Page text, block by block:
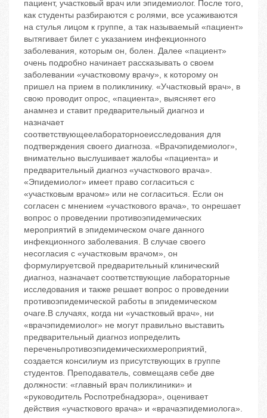
пациент, участковый врач или эпидемиолог. После того,
как студенты разбираются с ролями, все усаживаются
на стулья лицом к группе, а так называемый «пациент»
вытягивает билет с указанием инфекционного
заболевания, которым он, болен. Далее «пациент»
очень подробно начинает рассказывать о своем
заболевании «участковому врачу», к которому он
пришел на прием в поликлинику. «Участковый врач», в
свою проводит опрос, «пациента», выясняет его
анамнез и ставит предварительный диагноз и
назначает
соответствующеелабораторноеисследования для
подтверждения своего диагноза. «Врачэпидемиолог»,
внимательно выслушивает жалобы «пациента» и
предварительный диагноз «участкового врача».
«Эпидемиолог» имеет право согласиться с
«участковым врачом» или не согласиться. Если он
согласен с мнением «участкового врача», то онрешает
вопрос о проведении противоэпидемических
мероприятий в эпидемическом очаге данного
инфекционного заболевания. В случае своего
несогласия с «участковым врачом», он
формулируетсвой предварительный клинический
диагноз, назначает соответствующие лабораторные
исследования и также решает вопрос о проведении
противоэпидемической работы в эпидемическом
очаге.В случаях, когда ни «участковый врач», ни
«врачэпидемиолог» не могут правильно выставить
предварительный диагноз иопределить
переченьпротивоэпидемическихмероприятий,
создается консилиум из присутствующих в группе
студентов. Преподаватель, совмещаяв себе две
должности: «главный врач поликлиники» и
«руководитель Роспотребнадзора», оценивает
действия «участкового врача» и «врачаэпидемиолога».